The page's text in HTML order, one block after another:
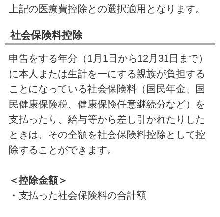
上記の医療費控除との選択適用となります。
社会保険料控除
申告をする年分（1月1日から12月31日まで）
に本人または生計を一にする親族が負担する
ことになっている社会保険料（国民年金、国
民健康保険税、健康保険任意継続分など）を
支払ったり、給与等から差し引かれたりした
ときは、その全額を社会保険料控除として控
除することができます。
＜控除金額＞
・支払った社会保険料の合計額